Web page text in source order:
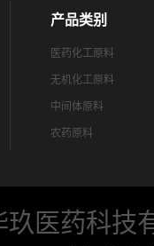
产品类别
医药化工原料
无机化工原料
中间体原料
农药原料
玖医药科技